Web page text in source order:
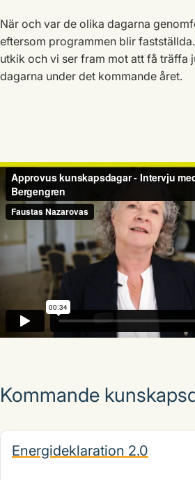
När och var de olika dagarna
eftersom programmen blir
utkik och vi ser fram mot att få träffa
dagarna under det kommande året.
Kommande
Energideklaration 2.0